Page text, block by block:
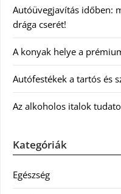
Autóüvegjavítás időben:
drága cserét!
A konyak helye a
Autófestékek a tartós és
Az alkoholos italok
Kategóriák
Egészség